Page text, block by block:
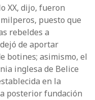
XX, dijo, fueron
puesto que
rebeldes a
de aportar
botines; asimismo, el
inglesa de Belice
en la
posterior fundación